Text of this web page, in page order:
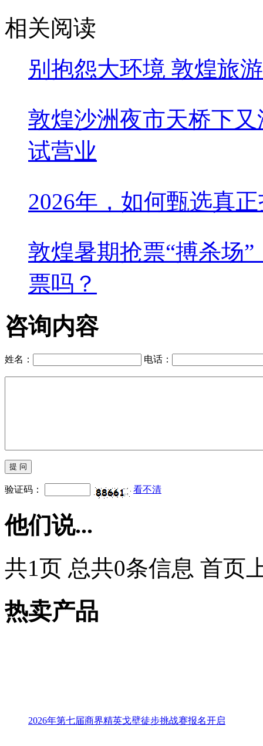
相关阅读
别抱怨大环境 敦煌旅
敦煌沙洲夜市天桥下
试营业
2026年，如何甄选真
敦煌暑期抢票“搏杀场
票吗？
咨询内容
姓名： 电话：
验证码： 看不清
他们说...
共1页 总共0条信息 首页
热卖产品
2026年第七届商界精英戈壁徒步挑战赛报名开启